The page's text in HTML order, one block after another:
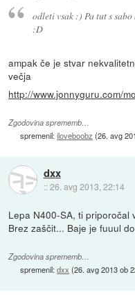
odleti vsak :) Pa tut s
:D
ampak če je stvar
večja
http://www.jonnyguru.com/
Zgodovina sprememb…
spremenil:iloveboobz (26. avg
dxx
::26. avg 2013, 22:14
Lepa N400-SA, ti priporočal
Brez zaščit... Baje je fuuul
Zgodovina sprememb…
spremenil:dxx (26. avg 2013 ob